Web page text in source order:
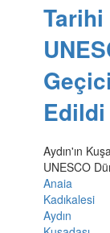
Tarihi
Edildi
Aydın'ın
UNESCO
Anaia
Kadıkalesi
Aydın